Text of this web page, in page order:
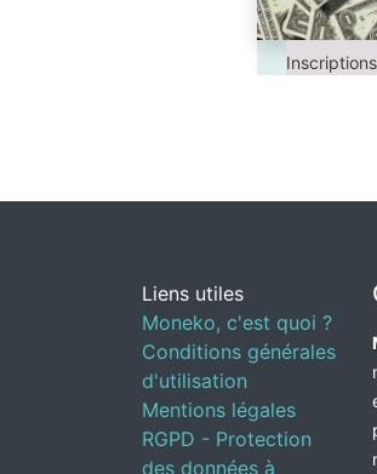
Liens utiles
Moneko, c'est quoi ?
Conditions générales
d'utilisation
Mentions légales
RGPD - Protection
des données à